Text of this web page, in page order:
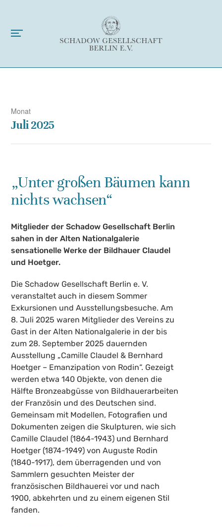
Monat
Juli 2025
„Unter großen Bäumen kann
nichts wachsen“
Mitglieder der Schadow Gesellschaft Berlin
sahen in der Alten Nationalgalerie
sensationelle Werke der Bildhauer Claudel
und Hoetger.
Die Schadow Gesellschaft Berlin e. V.
veranstaltet auch in diesem Sommer
Exkursionen und Ausstellungsbesuche. Am
8. Juli 2025 waren Mitglieder des Vereins zu
Gast in der Alten Nationalgalerie in der bis
zum 28. September 2025 dauernden
Ausstellung „Camille Claudel & Bernhard
Hoetger – Emanzipation von Rodin“. Gezeigt
werden etwa 140 Objekte, von denen die
Hälfte Bronzeabgüsse von Bildhauerarbeiten
der Französin und des Deutschen sind.
Gemeinsam mit Modellen, Fotografien und
Dokumenten zeigen die Skulpturen, wie sich
Camille Claudel (1864-1943) und Bernhard
Hoetger (1874-1949) von Auguste Rodin
(1840-1917), dem überragenden und von
Sammlern gesuchten Meister der
französischen Bildhauerei vor und nach
1900, abkehrten und zu einem eigenen Stil
fanden.